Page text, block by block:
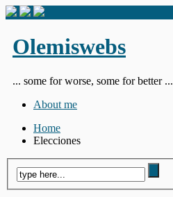
Olemiswebs
... some for worse, some for better ...
About me
Home
Elecciones